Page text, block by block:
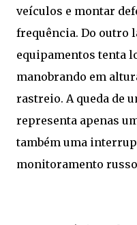
veículos e montar
frequência. Do outro
equipamentos tenta
manobrando em
rastreio. A queda de
representa apenas
também uma
monitoramento